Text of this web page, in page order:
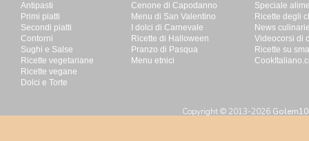
Antipasti
Primi piatti
Secondi piatti
Contorni
Sughi e Salse
Ricette vegetariane
Ricette vegane
Dolci e Torte
Cenone di Capodanno
Menu di San Valentino
I dolci di Carnevale
Ricette di Halloween
Pranzo di Pasqua
Menu etnici
Speciale
Ricette degli
News
Videocorsi di
Ricette su
Copyright © 2013-2026